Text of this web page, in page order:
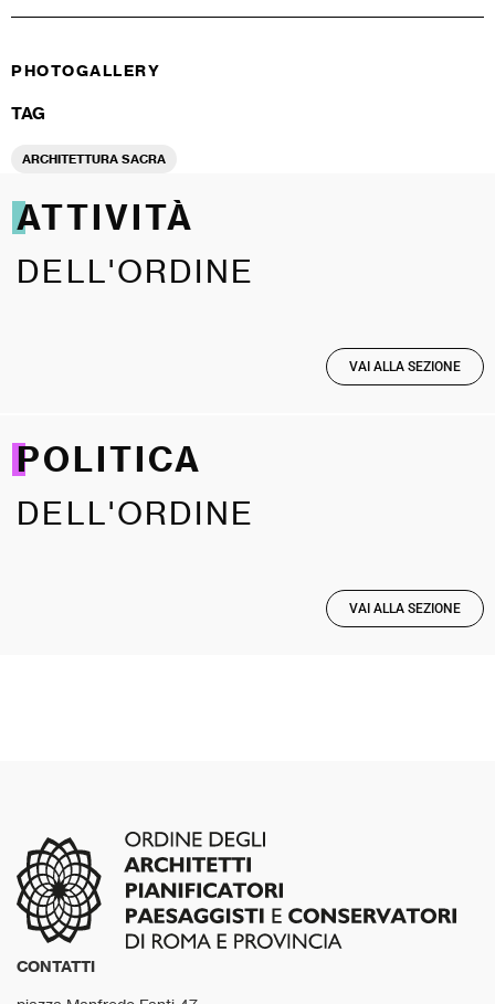
PHOTOGALLERY
TAG
ARCHITETTURA SACRA
ATTIVITÀ
DELL'ORDINE
VAI ALLA SEZIONE
POLITICA
DELL'ORDINE
VAI ALLA SEZIONE
CONTATTI